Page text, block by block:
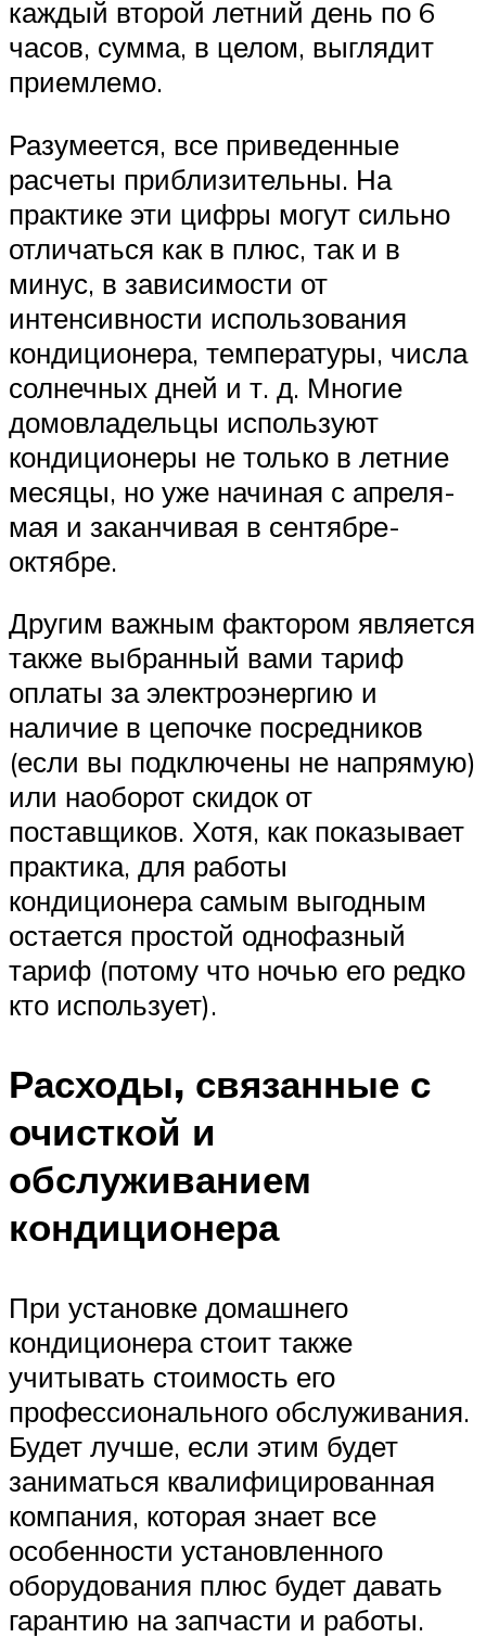
каждый второй летний день по 6
часов, сумма, в целом, выглядит
приемлемо.
Разумеется, все приведенные
расчеты приблизительны. На
практике эти цифры могут сильно
отличаться как в плюс, так и в
минус, в зависимости от
интенсивности использования
кондиционера, температуры, числа
солнечных дней и т. д. Многие
домовладельцы используют
кондиционеры не только в летние
месяцы, но уже начиная с апреля-
мая и заканчивая в сентябре-
октябре.
Другим важным фактором является
также выбранный вами тариф
оплаты за электроэнергию и
наличие в цепочке посредников
(если вы подключены не напрямую)
или наоборот скидок от
поставщиков. Хотя, как показывает
практика, для работы
кондиционера самым выгодным
остается простой однофазный
тариф (потому что ночью его редко
кто использует).
Расходы, связанные с
очисткой и
обслуживанием
кондиционера
При установке домашнего
кондиционера стоит также
учитывать стоимость его
профессионального обслуживания.
Будет лучше, если этим будет
заниматься квалифицированная
компания, которая знает все
особенности установленного
оборудования плюс будет давать
гарантию на запчасти и работы.